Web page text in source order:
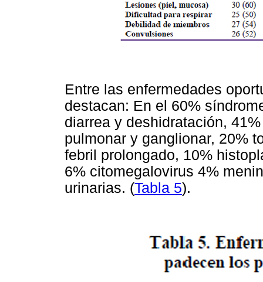
Entre las enfermedades
destacan: En el 60%
diarrea y deshidratación,
pulmonar y ganglionar, 20%
febril prolongado, 10%
6% citomegalovirus 4%
urinarias. (Tabla 5).